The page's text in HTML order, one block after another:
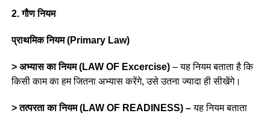
2. गौण नियम
प्राथमिक नियम (Primary Law)
> अभ्यास का नियम (LAW OF Excercise)– यह नियम बताता है कि
किसी काम का हम जितना अभ्यास करेंगे, उसे उतना ज्यादा ही सीखेंगे।
> तत्परता का नियम (LAW OF READINESS) –यह नियम बताता